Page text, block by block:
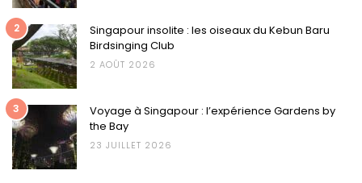
2
Singapour insolite : les oiseaux du Kebun Baru
Birdsinging Club
2 AOÛT 2026
3
Voyage à Singapour : l’expérience Gardens by
the Bay
23 JUILLET 2026